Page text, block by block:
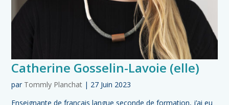
Catherine Gosselin-Lavoie (elle)
par Tommly Planchat | 27 Juin 2023
Enseignante de français langue seconde de formation, j’ai eu